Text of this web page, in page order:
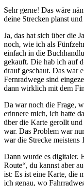
Sehr gerne! Das wäre
deine Strecken planst
Ja, das hat sich über die
noch, wie ich als
einfach in die
gekauft. Die hab ich auf
drauf geschaut. Das war
Fernradwege sind
dann wirklich mit dem
Da war noch die Frage,
erinnere mich, ich hatte
über die Karte gerollt
war. Das Problem war
war die Strecke meistens
Dann wurde es digitaler.
Route“, du kannst aber
ist: Es ist eine Karte, die
ich genau, wo